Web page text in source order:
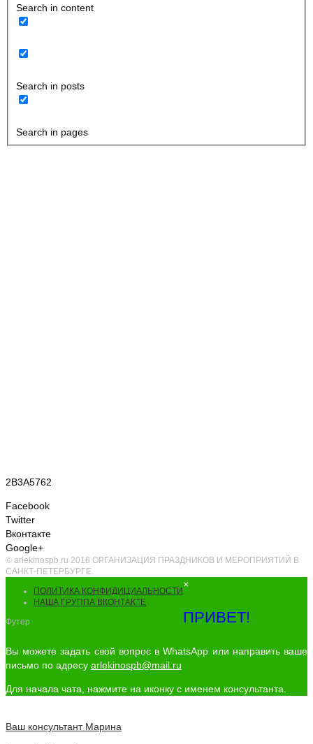
Search in content
Search in posts
Search in pages
2B3A5762
Facebook
Twitter
Вконтакте
Google+
© arlekinospb.ru 2018 ОРГАНИЗАЦИЯ ПРАЗДНИКОВ И МЕРОПРИЯТИЙ В
САНКТ-ПЕТЕРБУРГЕ.
ПОЛИТИКА КОНФИДИЦИАЛЬНОСТИ
НАША ГРУППА ВКОНТАКТЕ
Футер
×
ПРИВЕТ!
Вы можете задать свой вопрос в WhatsApp или направить ваше
письмо по адресу arlekinospb@mail.ru
Для начала чата, нажмите на иконку с именем консультанта.
Ваш консультант Марина